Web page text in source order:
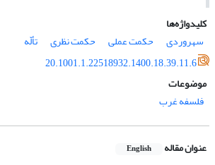
کلیدواژه‌ها
سهروردی
حکمت عملی حکمت نظری
تألّه
20.1001.1.22518932.1400.18.39.11.6
موضوعات
فلسفه غرب
عنوان مقاله English